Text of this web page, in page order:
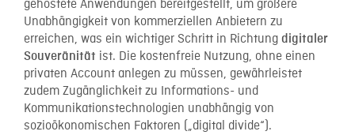
gehostete Anwendungen bereitgestellt, um größere
Unabhängigkeit von kommerziellen Anbietern zu
erreichen, was ein wichtiger Schritt in Richtung digitaler
Souveränität ist. Die kostenfreie Nutzung, ohne einen
privaten Account anlegen zu müssen, gewährleistet
zudem Zugänglichkeit zu Informations- und
Kommunikationstechnologien unabhängig von
sozioökonomischen Faktoren („digital divide“).